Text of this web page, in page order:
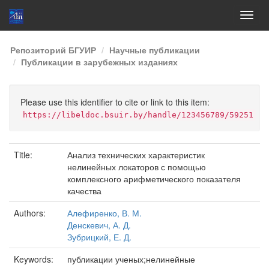
Skip
navigation
Репозиторий БГУИР
Научные публикации
Публикации в зарубежных изданиях
Please use this identifier to cite or link to this item:
https://libeldoc.bsuir.by/handle/123456789/59251
Title:
Анализ технических характеристик
нелинейных локаторов с помощью
комплексного арифметического показателя
качества
Authors:
Алефиренко, В. М.
Денскевич, А. Д.
Зубрицкий, Е. Д.
Keywords:
публикации ученых;нелинейные